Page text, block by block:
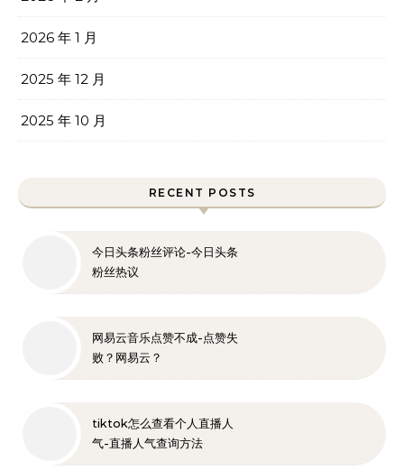
2026 年 1 月
2025 年 12 月
2025 年 10 月
RECENT POSTS
今日头条粉丝评论-今日头条
粉丝热议
网易云音乐点赞不成-点赞失
败？网易云？
tiktok怎么查看个人直播人
气-直播人气查询方法